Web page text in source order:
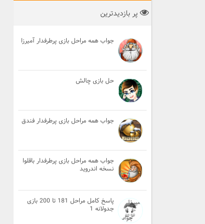
پر بازدیدترین
جواب همه مراحل بازی پرطرفدار آمیرزا
حل بازی چالش
جواب همه مراحل بازی پرطرفدار فندق
جواب همه مراحل بازی پرطرفدار باقلوا
نسخه اندروید
پاسخ کامل مراحل 181 تا 200 بازی
جدولانه 1